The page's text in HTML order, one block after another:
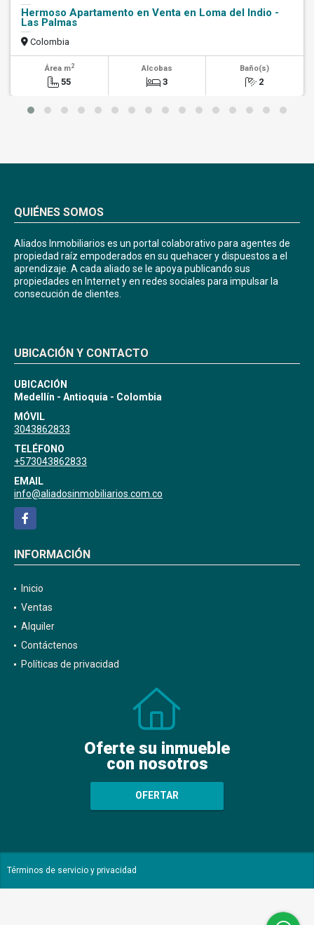
Hermoso Apartamento en Venta en Loma del Indio -
Las Palmas
Colombia
Área m2
55
Alcobas
3
Baño(s)
2
QUIÉNES SOMOS
Aliados Inmobiliarios es un portal colaborativo para agentes de
propiedad raíz empoderados en su quehacer y dispuestos a el
aprendizaje. A cada aliado se le apoya publicando sus
propiedades en Internet y en redes sociales para impulsar la
consecución de clientes.
UBICACIÓN Y CONTACTO
UBICACIÓN
Medellín - Antioquia - Colombia
MÓVIL
3043862833
TELÉFONO
+573043862833
EMAIL
info@aliadosinmobiliarios.com.co
Facebook
INFORMACIÓN
Inicio
Ventas
Alquiler
Contáctenos
Políticas de privacidad
Oferte su inmueble
con nosotros
OFERTAR
Términos de servicio y privacidad